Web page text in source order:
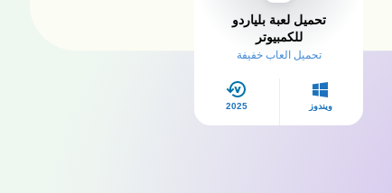
تحميل لعبة بلياردو
للكمبيوتر
تحميل العاب خفيفة
ويندوز 2025